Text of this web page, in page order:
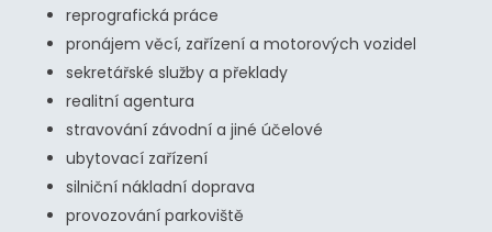
reprografická práce
pronájem věcí, zařízení a motorových vozidel
sekretářské služby a překlady
realitní agentura
stravování závodní a jiné účelové
ubytovací zařízení
silniční nákladní doprava
provozování parkoviště